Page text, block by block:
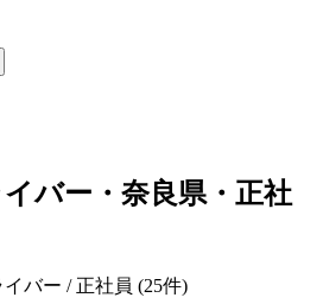
バー・奈良県・正社
バー / 正社員 (25件)